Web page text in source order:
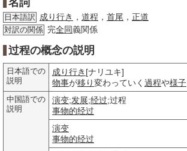
名詞
日本語訳 成り行き ， 道程 ， 首尾 ， 正道
対訳の関係 完全同義関係
过程の概念の説明
日本語での
説明
成り行き [ナリユキ]
物事が移り変わっていく 過程や様子
中国語での
説明
演变;发展;经过;过程
事物的经过
演变
事物的经过